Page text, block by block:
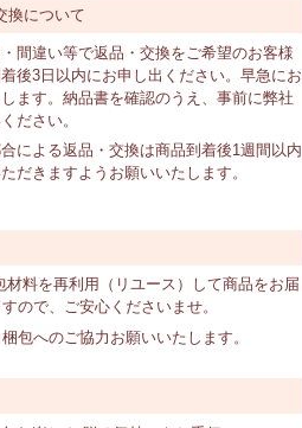
換について
間違い等で返品・交換をご希望のお客様
後3日以内にお申し出ください。早急にお
ます。納品書を確認のうえ、事前に弊社
ださい。
による返品・交換は商品到着後1週間以内
だきますようお願いいたします。
料を再利用（リユース）して商品をお届
ので、ご安心くださいませ。
包へのご協力お願いいたします。